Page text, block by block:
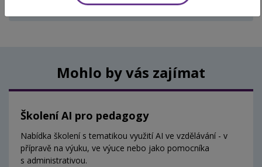
Aktuálně nejsou vypsány žádné termíny.
Mohlo by vás zajímat
Školení AI pro pedagogy
Nabídka školení s tematikou využití AI ve vzdělávání - v
přípravě na výuku, ve výuce nebo jako pomocníka
s administrativou.